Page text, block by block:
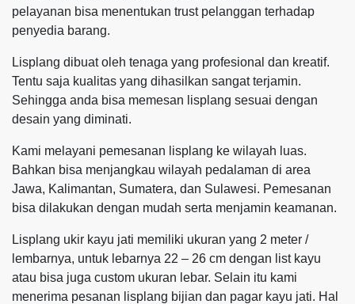
pelayanan bisa menentukan trust pelanggan terhadap
penyedia barang.
Lisplang dibuat oleh tenaga yang profesional dan kreatif.
Tentu saja kualitas yang dihasilkan sangat terjamin.
Sehingga anda bisa memesan lisplang sesuai dengan
desain yang diminati.
Kami melayani pemesanan lisplang ke wilayah luas.
Bahkan bisa menjangkau wilayah pedalaman di area
Jawa, Kalimantan, Sumatera, dan Sulawesi. Pemesanan
bisa dilakukan dengan mudah serta menjamin keamanan.
Lisplang ukir kayu jati memiliki ukuran yang 2 meter /
lembarnya, untuk lebarnya 22 – 26 cm dengan list kayu
atau bisa juga custom ukuran lebar. Selain itu kami
menerima pesanan lisplang bijian dan pagar kayu jati. Hal